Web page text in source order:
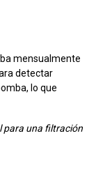
mensualmente
detectar
lo que
para una filtración